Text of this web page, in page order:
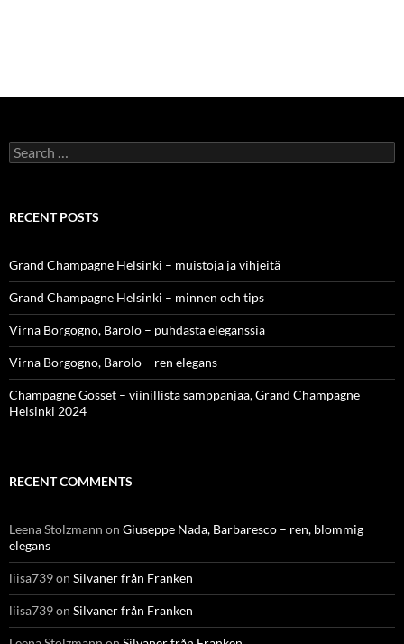
Search
for:
RECENT POSTS
Grand Champagne Helsinki – muistoja ja vihjeitä
Grand Champagne Helsinki – minnen och tips
Virna Borgogno, Barolo – puhdasta eleganssia
Virna Borgogno, Barolo – ren elegans
Champagne Gosset – viinillistä samppanjaa, Grand Champagne
Helsinki 2024
RECENT COMMENTS
Leena Stolzmann on Giuseppe Nada, Barbaresco – ren, blommig
elegans
liisa739on Silvaner från Franken
liisa739on Silvaner från Franken